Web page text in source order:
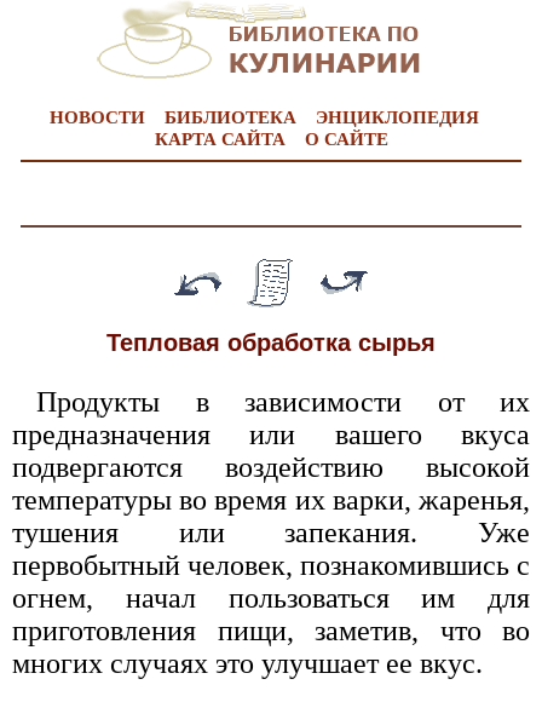
НОВОСТИ БИБЛИОТЕКА
ЭНЦИКЛОПЕДИЯ
КАРТА САЙТА
О САЙТЕ
Тепловая обработка сырья
Продукты в зависимости от их
предназначения или вашего вкуса
подвергаются воздействию высокой
температуры во время их варки, жаренья,
тушения или запекания. Уже
первобытный человек, познакомившись с
огнем, начал пользоваться им для
приготовления пищи, заметив, что во
многих случаях это улучшает ее вкус.